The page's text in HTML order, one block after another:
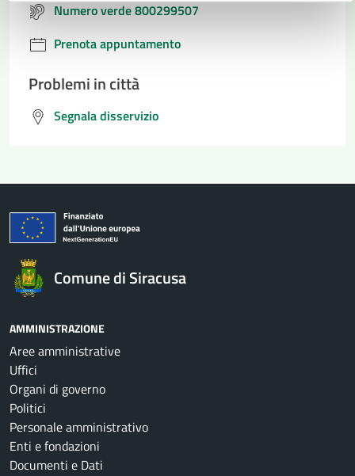
Numero verde 800299507
Prenota appuntamento
Problemi in città
Segnala disservizio
Comune di Siracusa
AMMINISTRAZIONE
Aree amministrative
Uffici
Organi di governo
Politici
Personale amministrativo
Enti e fondazioni
Documenti e Dati